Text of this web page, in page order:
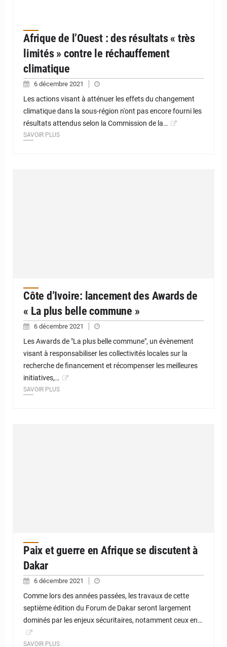
Afrique de l’Ouest : des résultats « très
limités » contre le réchauffement
climatique
6 décembre 2021
Les actions visant à atténuer les effets du changement
climatique dans la sous-région n'ont pas encore fourni les
résultats attendus selon la Commission de la…
SAVOIR PLUS
Côte d’Ivoire: lancement des Awards de
« La plus belle commune »
6 décembre 2021
Les Awards de "La plus belle commune", un évènement
visant à responsabiliser les collectivités locales sur la
recherche de financement et récompenser les meilleures
initiatives,…
SAVOIR PLUS
Paix et guerre en Afrique se discutent à
Dakar
6 décembre 2021
Comme lors des années passées, les travaux de cette
septième édition du Forum de Dakar seront largement
dominés par les enjeux sécuritaires, notamment ceux en…
SAVOIR PLUS